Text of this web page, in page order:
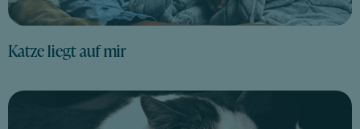
Katze liegt auf mir